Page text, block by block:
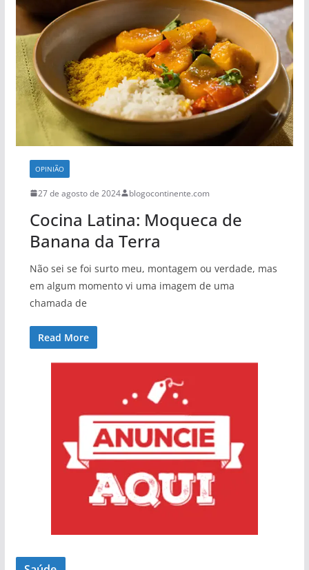
OPINIÃO
27 de agosto de 2024 blogocontinente.com
Cocina Latina: Moqueca de
Banana da Terra
Não sei se foi surto meu, montagem ou verdade, mas
em algum momento vi uma imagem de uma
chamada de
Read More